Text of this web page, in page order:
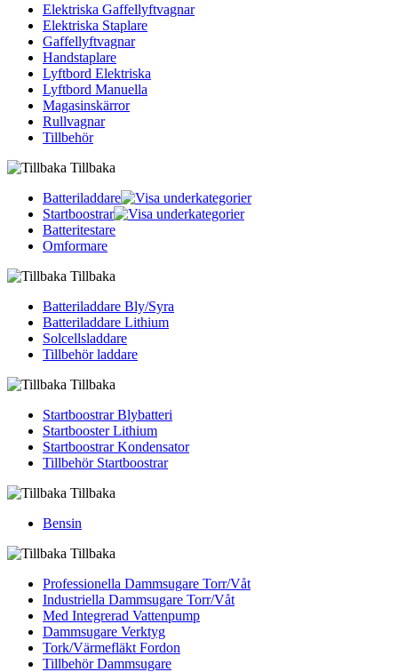
Elektriska Gaffellyftvagnar
Elektriska Staplare
Gaffellyftvagnar
Handstaplare
Lyftbord Elektriska
Lyftbord Manuella
Magasinskärror
Rullvagnar
Tillbehör
Tillbaka
Batteriladdare
Startboostrar
Batteritestare
Omformare
Tillbaka
Batteriladdare Bly/Syra
Batteriladdare Lithium
Solcellsladdare
Tillbehör laddare
Tillbaka
Startboostrar Blybatteri
Startbooster Lithium
Startboostrar Kondensator
Tillbehör Startboostrar
Tillbaka
Bensin
Tillbaka
Professionella Dammsugare Torr/Våt
Industriella Dammsugare Torr/Våt
Med Integrerad Vattenpump
Dammsugare Verktyg
Tork/Värmefläkt Fordon
Tillbehör Dammsugare